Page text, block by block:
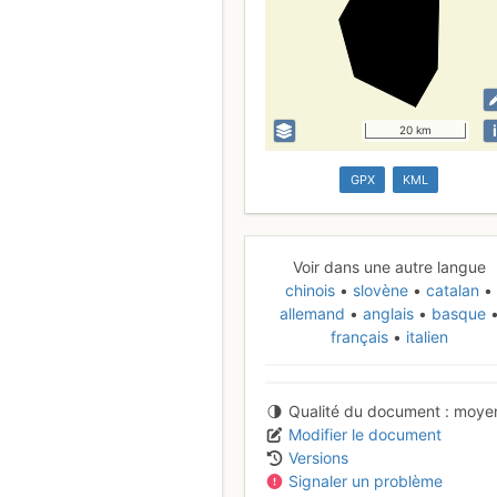
20 km i
GPX KML
Voir dans une autre langue
chinois
slovène
catalan
allemand
anglais
basque
français
italien
Qualité du document
Modifier le document
Versions
Signaler un problème